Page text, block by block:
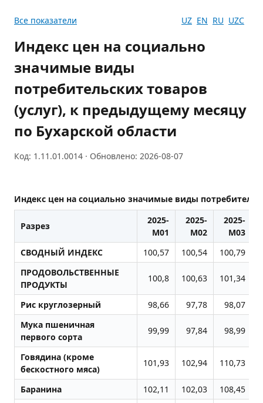
Все показатели UZ EN RU UZC
Индекс цен на социально
значимые виды
потребительских товаров
(услуг), к предыдущему месяцу
по Бухарской области
Код: 1.11.01.0014 · Обновлено: 2026-08-07
Индекс цен на социально значимые виды
Разрез
2025-
М01
2025-
М02
2025-
М03
СВОДНЫЙ ИНДЕКС 100,57 100,54 100,79
ПРОДОВОЛЬСТВЕННЫЕ
ПРОДУКТЫ
100,8 100,63 101,34
Рис круглозерный 98,66 97,78 98,07
Мука пшеничная
первого сорта
99,99 97,84 98,99
Говядина (кроме
бескостного мяса)
101,93 102,94 110,73
Баранина 102,11 102,03 108,45